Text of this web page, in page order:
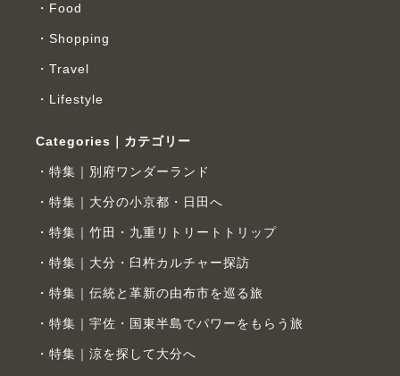
Food
Shopping
Travel
Lifestyle
Categories｜カテゴリー
特集｜別府ワンダーランド
特集｜大分の小京都・日田へ
特集｜竹田・九重リトリートトリップ
特集｜大分・臼杵カルチャー探訪
特集｜伝統と革新の由布市を巡る旅
特集｜宇佐・国東半島でパワーをもらう旅
特集｜涼を探して大分へ